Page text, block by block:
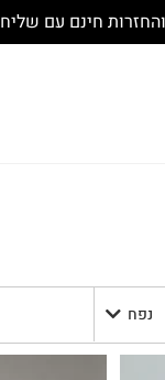
חינם עם שליח
נפח